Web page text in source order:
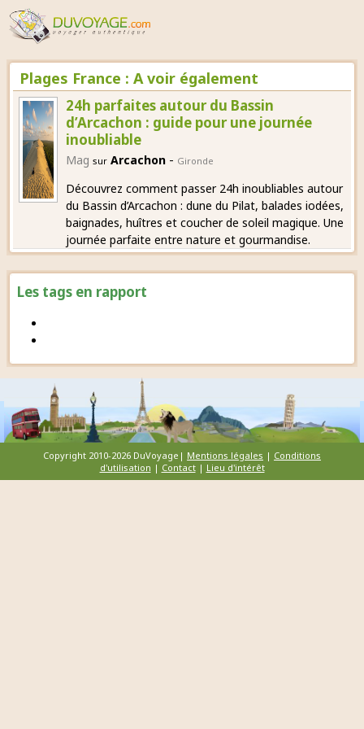
Les tags en rapport
Plages France : A voir également
24h parfaites autour du Bassin
d’Arcachon : guide pour une journée
inoubliable
Mag sur Arcachon - Gironde
Découvrez comment passer 24h inoubliables autour
du Bassin d’Arcachon : dune du Pilat, balades iodées,
baignades, huîtres et coucher de soleil magique. Une
journée parfaite entre nature et gourmandise.
Copyright 2010-2026 DuVoyage| Mentions légales | Conditions
d'utilisation | Contact| Lieu d'intérêt